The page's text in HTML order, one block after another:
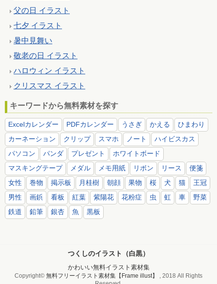
父の日 イラスト
七夕 イラスト
暑中見舞い
敬老の日 イラスト
ハロウィン イラスト
クリスマス イラスト
キーワードから無料素材を探す
Excelカレンダー PDFカレンダー うさぎ かえる
ひまわり
カーネーション
クリップ スマホ ノート
ハイビスカス
パソコン
パンダ プレゼント
ホワイトボード
マスキングテープ
メダル メモ用紙 リボン リース
便箋
女性
巻物 掲示板 月桂樹 朝顔 果物 桜 犬 猫
王冠
男性
画鋲 看板 紅葉 紫陽花 花粉症 虫 虹 車
野菜
鉄道
鉛筆 銀杏 魚 黒板
つくしのイラスト（白黒）
かわいい無料イラスト素材集
Copyright© 無料フリーイラスト素材集【Frame illust】
, 2018 All Rights